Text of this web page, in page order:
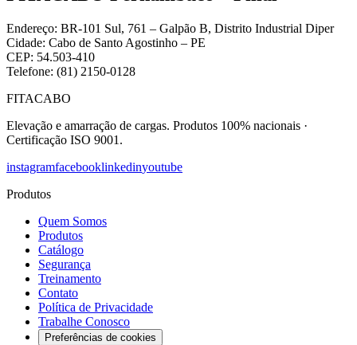
Endereço: BR-101 Sul, 761 – Galpão B, Distrito Industrial Diper
Cidade: Cabo de Santo Agostinho – PE
CEP: 54.503-410
Telefone: (81) 2150-0128
FITACABO
Elevação e amarração de cargas. Produtos 100% nacionais ·
Certificação ISO 9001 .
instagramfacebooklinkedinyoutube
Produtos
Quem Somos
Produtos
Catálogo
Segurança
Treinamento
Contato
Política de Privacidade
Trabalhe Conosco
Preferências de cookies